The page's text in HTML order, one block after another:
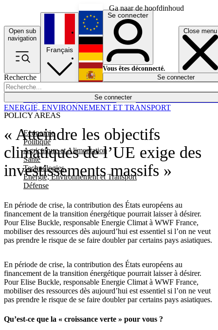
Ga naar de hoofdinhoud
Open sub
navigation
Close menu
Recherche
Se connecter
POLICY AREAS
Economie
Politique
Agriculture et Alimentation
Santé
Technologies
Energie, Environnement et Transport
Défense
Économie
Français
English
Deutsch
Español
Se connecter
Vous êtes déconnecté.
Se connecter
« Atteindre les objectifs
climatiques de l’UE exige des
investissements massifs »
En période de crise, la contribution des États européens au
financement de la transition énergétique pourrait laisser à désirer.
Pour Elise Buckle, responsable Energie Climat à WWF France,
mobiliser des ressources dès aujourd’hui est essentiel si l’on ne veut
pas prendre le risque de se faire doubler par certains pays asiatiques.
ENERGIE, ENVIRONNEMENT ET TRANSPORT
En période de crise, la contribution des États européens au
financement de la transition énergétique pourrait laisser à désirer.
Pour Elise Buckle, responsable Energie Climat à WWF France,
mobiliser des ressources dès aujourd’hui est essentiel si l’on ne veut
pas prendre le risque de se faire doubler par certains pays asiatiques.
Qu’est-ce que la « croissance verte » pour vous ?